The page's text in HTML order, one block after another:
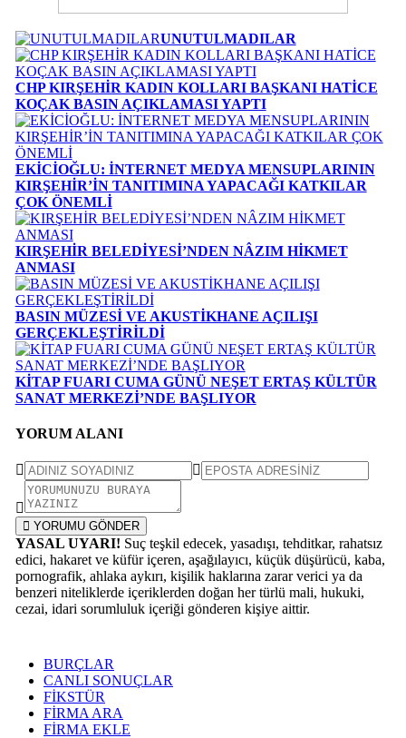
UNUTULMADILAR
CHP KIRŞEHİR KADIN KOLLARI BAŞKANI HATİCE
KOÇAK BASIN AÇIKLAMASI YAPTI
EKİCİOĞLU: İNTERNET MEDYA MENSUPLARININ
KIRŞEHİR’İN TANITIMINA YAPACAĞI KATKILAR
ÇOK ÖNEMLİ
KIRŞEHİR BELEDİYESİ’NDEN NÂZIM HİKMET
ANMASI
BASIN MÜZESİ VE AKUSTİKHANE AÇILIŞI
GERÇEKLEŞTİRİLDİ
KİTAP FUARI CUMA GÜNÜ NEŞET ERTAŞ KÜLTÜR
SANAT MERKEZİ’NDE BAŞLIYOR
YORUM ALANI
YORUMU GÖNDER
YASAL UYARI! Suç teşkil edecek, yasadışı, tehditkar, rahatsız
edici, hakaret ve küfür içeren, aşağılayıcı, küçük düşürücü, kaba,
pornografik, ahlaka aykırı, kişilik haklarına zarar verici ya da
benzeri niteliklerde içeriklerden doğan her türlü mali, hukuki,
cezai, idari sorumluluk içeriği gönderen kişiye aittir.
BURÇLAR
CANLI SONUÇLAR
FİKSTÜR
FİRMA ARA
FİRMA EKLE